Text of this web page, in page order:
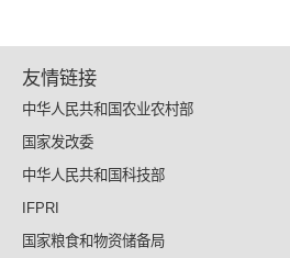
友情链接
中华人民共和国农业农村部
国家发改委
中华人民共和国科技部
IFPRI
国家粮食和物资储备局